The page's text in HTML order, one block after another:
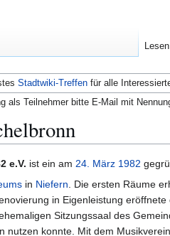
Stadtwiki-Treffen für alle
als Teilnehmer bitte E-Mail mit
e.V. ist ein am 24. März 1982
in Niefern . Die ersten Räume
in Eigenleistung eröffnete
Sitzungssaal des
nutzen konnte. Mit dem
Lesen